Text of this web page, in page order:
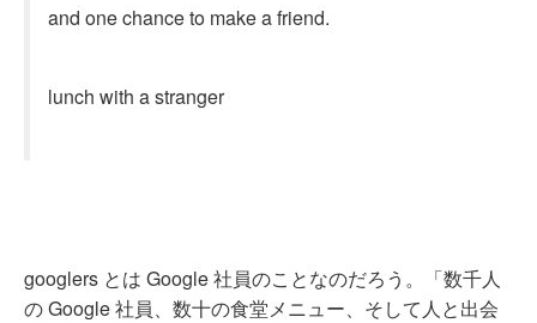
and one chance to make a friend.
lunch with a stranger
googlers とは Google 社員のことなのだろう。「数千人
の Google 社員、数十の食堂メニュー、そして人と出会